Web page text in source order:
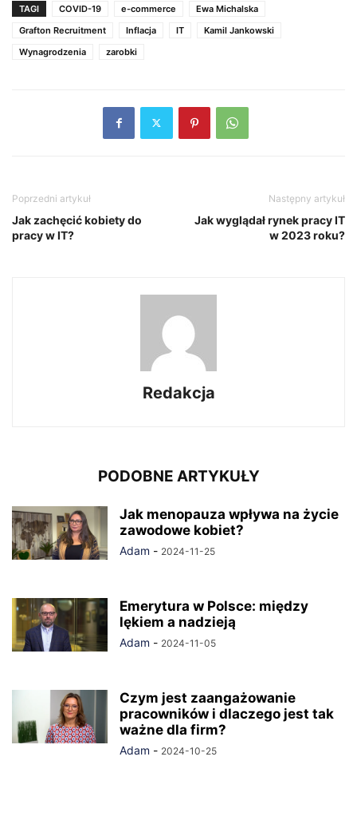
TAGI COVID-19 e-commerce
Ewa Michalska
Grafton Recruitment
Inflacja IT
Kamil Jankowski
Wynagrodzenia
zarobki
Poprzedni artykuł
Jak zachęcić kobiety do
pracy w IT?
Następny artykuł
Jak wyglądał rynek pracy IT
w 2023 roku?
Redakcja
PODOBNE ARTYKUŁY
Jak menopauza wpływa na życie
zawodowe kobiet?
Adam - 2024-11-25
Emerytura w Polsce: między
lękiem a nadzieją
Adam - 2024-11-05
Czym jest zaangażowanie
pracowników i dlaczego jest tak
ważne dla firm?
Adam - 2024-10-25